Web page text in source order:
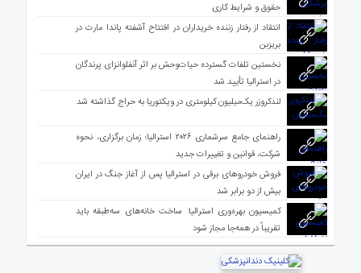
حقوق و شرایط کاری
انتقاد از رفتار زننده خریداران در افتتاح آشفته پاندا مارت در
بریزبن
نخستین تلفات گسترده حیات‌وحش بر اثر آنفلوانزای پرندگان
در استرالیا تأیید شد
لندکروزر یک‌میلیون کیلومتری در ویکتوریا به حراج گذاشته شد
راهنمای جامع سرشماری ۲۰۲۶ استرالیا؛ زمان برگزاری، نحوه
شرکت، قوانین و تغییرات جدید
فروش خودروهای برقی در استرالیا پس از آغاز جنگ در ایران
بیش از دو برابر شد
کمیسیون بهره‌وری استرالیا: ساخت خانه‌های سه‌طبقه باید
تقریباً در همه‌جا مجاز شود